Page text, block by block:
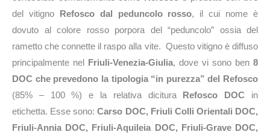
del vitigno Refosco dal peduncolo rosso, il cui nome è
dovuto al colore rosso porpora del “peduncolo” ossia del
rametto che connette il raspo alla vite. Questo vitigno è diffuso
principalmente nel Friuli-Venezia-Giulia, dove vi sono ben 8
DOC che prevedono la tipologia “in purezza” del Refosco
(85% – 100 %) e la relativa dicitura Refosco DOC in
etichetta. Esse sono: Carso DOC, Friuli Colli Orientali DOC,
Friuli-Annia DOC, Friuli-Aquileia DOC, Friuli-Grave DOC,